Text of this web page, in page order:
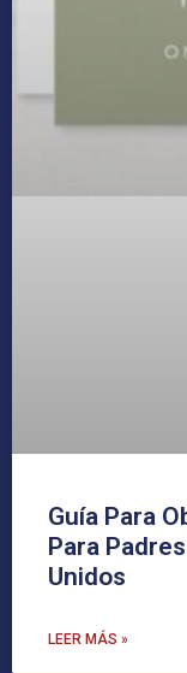
Guía Para
Para
Unidos
LEER MÁS »